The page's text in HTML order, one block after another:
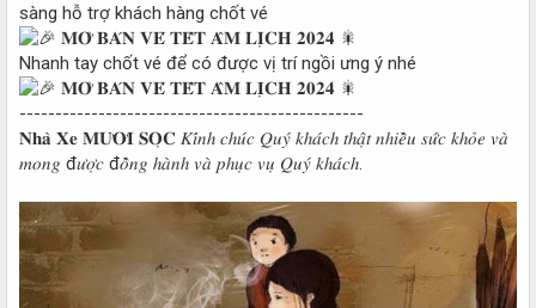
sàng hỗ trợ khách hàng chốt vé
Nhanh tay chốt vé để có được vị trí ngồi ưng ý nhé
------------------------------------------------
𝐍𝐡𝐚̀ 𝐗𝐞 𝐌𝐔̛𝐎̛̀𝐈 𝐒𝐎̣𝐂 𝐾𝑖́𝑛ℎ 𝑐ℎ𝑢́𝑐 𝑄𝑢𝑦́ 𝑘ℎ𝑎́𝑐ℎ 𝑡ℎ𝑎̣̂𝑡 𝑛ℎ𝑖𝑒̂̀𝑢 𝑠𝑢̛́𝑐 𝑘ℎ𝑜̉𝑒 𝑣𝑎̀
𝑚𝑜𝑛𝑔 đ𝑢̛𝑜̛̣𝑐 đ𝑜̂̀𝑛𝑔 ℎ𝑎̀𝑛ℎ 𝑣𝑎̀ 𝑝ℎ𝑢̣𝑐 𝑣𝑢̣ 𝑄𝑢𝑦́ 𝑘ℎ𝑎́𝑐ℎ.